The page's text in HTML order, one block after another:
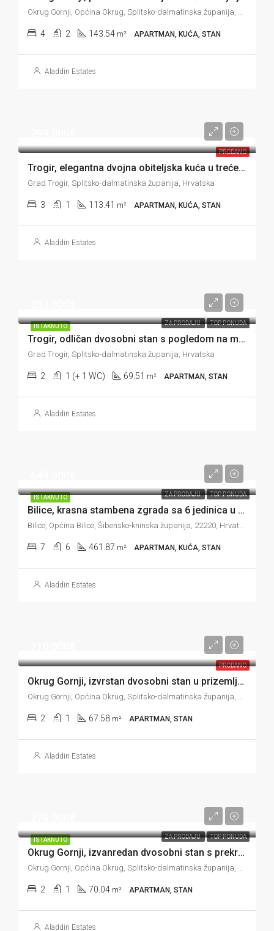
Okrug Gornji, Općina Okrug, Splitsko-dalmatinska županija, 21223, Hrvatska
4 2 143.54 m² APARTMAN, KUĆA, STAN
Aladdin Estates
PRODANO
Trogir, elegantna dvojna obiteljska kuća u trećem redu do mora, 113 m2
Grad Trogir, Splitsko-dalmatinska županija, Hrvatska
3 1 113.41 m² APARTMAN, KUĆA, STAN
Aladdin Estates
ISTAKNUTO ZA PRODAJU TOP PONUDA
Trogir, odličan dvosobni stan s pogledom na more, 69 m2
Grad Trogir, Splitsko-dalmatinska županija, Hrvatska
2 1 (+ 1 WC) 69.51 m² APARTMAN, STAN
Aladdin Estates
ISTAKNUTO ZA PRODAJU TOP PONUDA
Bilice, krasna stambena zgrada sa 6 jedinica u drugom redu do mora, 461 m2
Bilice, Općina Bilice, Šibensko-kninska županija, 22220, Hrvatska
7 6 461.87 m² APARTMAN, KUĆA, STAN
Aladdin Estates
PRODANO
Okrug Gornji, izvrstan dvosobni stan u prizemlju s vrtom i pogledom na more, 67 m2
Okrug Gornji, Općina Okrug, Splitsko-dalmatinska županija, 21223, Hrvatska
2 1 67.58 m² APARTMAN, STAN
Aladdin Estates
ISTAKNUTO ZA PRODAJU TOP PONUDA
Okrug Gornji, izvanredan dvosobni stan s prekrasnom terasom, treći red, 70 m2
Okrug Gornji, Općina Okrug, Splitsko-dalmatinska županija, 21223, Hrvatska
2 1 70.04 m² APARTMAN, STAN
Aladdin Estates